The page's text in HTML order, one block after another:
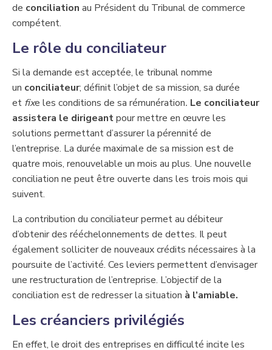
de conciliation au Président du Tribunal de commerce
compétent.
​Le rôle du conciliateur
​Si la demande est acceptée, le tribunal nomme
un conciliateur; définit l’objet de sa mission, sa durée
et fixe les conditions de sa rémunération. Le conciliateur
assistera le dirigeantpour mettre en œuvre les
solutions permettant d’assurer la pérennité de
l’entreprise. La durée maximale de sa mission est de
quatre mois, renouvelable un mois au plus. Une nouvelle
conciliation ne peut être ouverte dans les trois mois qui
suivent.
​​La contribution du conciliateur permet au débiteur
d’obtenir des rééchelonnements de dettes. Il peut
également solliciter de nouveaux crédits ​nécessaires à la
poursuite de l’activité. Ces leviers permettent d’envisager
une restructuration de l’entreprise. L’objectif de la
conciliation est de redresser la situation à l’amiable.
​Les créanciers privilégiés
​En effet, le droit des entreprises en difficulté ​incite les